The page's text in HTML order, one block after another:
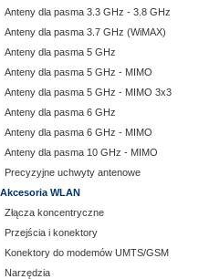
Anteny dla pasma 3.3 GHz - 3.8 GHz
Anteny dla pasma 3.7 GHz (WiMAX)
Anteny dla pasma 5 GHz
Anteny dla pasma 5 GHz - MIMO
Anteny dla pasma 5 GHz - MIMO 3x3
Anteny dla pasma 6 GHz
Anteny dla pasma 6 GHz - MIMO
Anteny dla pasma 10 GHz - MIMO
Precyzyjne uchwyty antenowe
Akcesoria WLAN
Złącza koncentryczne
Przejścia i konektory
Konektory do modemów UMTS/GSM
Narzędzia